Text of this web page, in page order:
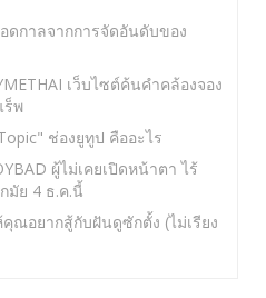
ดกาลจากการจัดอันดับของ
เว็บไซต์ค้นคำคล้องจอง
ร็พ
ช่องยูทูป คืออะไร
ผู้ไม่เคยเปิดหน้าตา ไร้
มัย 4 ธ.ค.นี้
คุณอยากสู้กับฝันดูซักตั้ง (ไม่เรียง